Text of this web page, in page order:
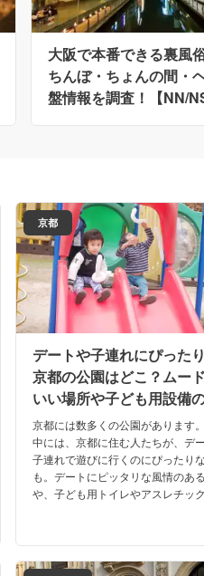
大阪で本番できる裏風
ちんぼ・ちょんの間・
盤情報を調査！【NN/
京都
デートや子連れにぴった
京都の公園はどこ？ムー
いい場所や子ども用設備
無も紹介
京都には数多くの公園があります
中には、京都に住む人たちが、デ
子連れで遊びに行くのにぴったり
も。デートにピッタリな風情のあ
や、子ども用トイレやアスレチッ